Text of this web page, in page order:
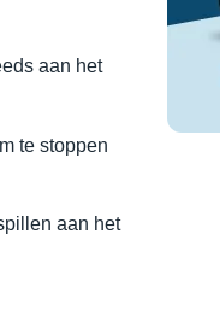
aan het
te stoppen
aan het